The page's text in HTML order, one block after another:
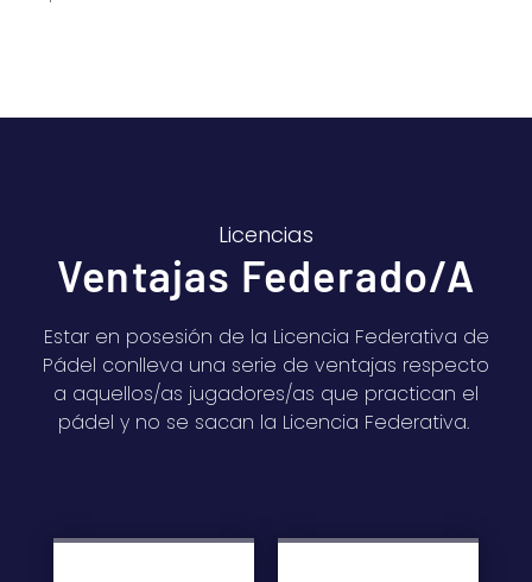
Licencias
Ventajas Federado/a
Estar en posesión de la Licencia Federativa de
Pádel conlleva una serie de ventajas respecto
a aquellos/as jugadores/as que practican el
pádel y no se sacan la Licencia Federativa.